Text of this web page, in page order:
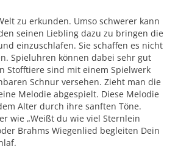
zu erkunden. Umso schwerer kann
seinen Liebling dazu zu bringen die
einzuschlafen. Sie schaffen es nicht
Spieluhren können dabei sehr gut
Stofftiere sind mit einem Spielwerk
Schnur versehen. Zieht man die
Melodie abgespielt. Diese Melodie
Alter durch ihre sanften Töne.
wie „Weißt du wie viel Sternlein
Brahms Wiegenlied begleiten Dein